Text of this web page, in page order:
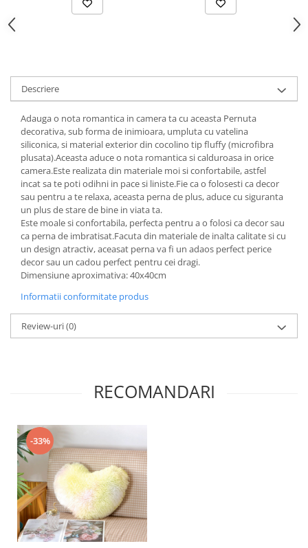
Descriere
Adauga o nota romantica in camera ta cu aceasta Pernuta
decorativa, sub forma de inimioara, umpluta cu vatelina
siliconica, si material exterior din cocolino tip fluffy (microfibra
plusata).Aceasta aduce o nota romantica si calduroasa in orice
camera.Este realizata din materiale moi si confortabile, astfel
incat sa te poti odihni in pace si liniste.Fie ca o folosesti ca decor
sau pentru a te relaxa, aceasta perna de plus, aduce cu siguranta
un plus de stare de bine in viata ta.
Este moale si confortabila, perfecta pentru a o folosi ca decor sau
ca perna de imbratisat.Facuta din materiale de inalta calitate si cu
un design atractiv, aceasat perna va fi un adaos perfect perice
decor sau un cadou perfect pentru cei dragi.
Dimensiune aproximativa: 40x40cm
Informatii conformitate produs
Review-uri(0)
RECOMANDARI
-33%